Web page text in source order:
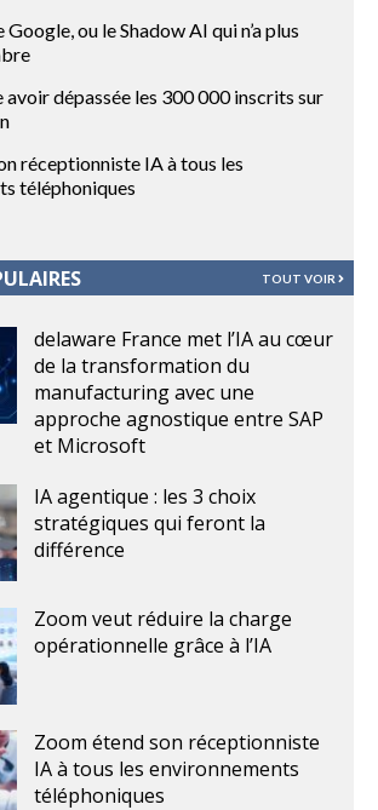
ou le Shadow AI qui n’a plus
avoir dépassée les 300 000 inscrits sur
réceptionniste IA à tous les
téléphoniques
TOUT VOIR
delaware France met l’IA au cœur
de la transformation du
manufacturing avec une
approche agnostique entre SAP
et Microsoft
IA agentique : les 3 choix
stratégiques qui feront la
différence
Zoom veut réduire la charge
opérationnelle grâce à l’IA
Zoom étend son réceptionniste
IA à tous les environnements
téléphoniques